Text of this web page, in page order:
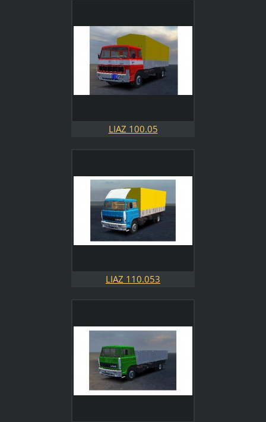
LIAZ 100.05
LIAZ 110.053